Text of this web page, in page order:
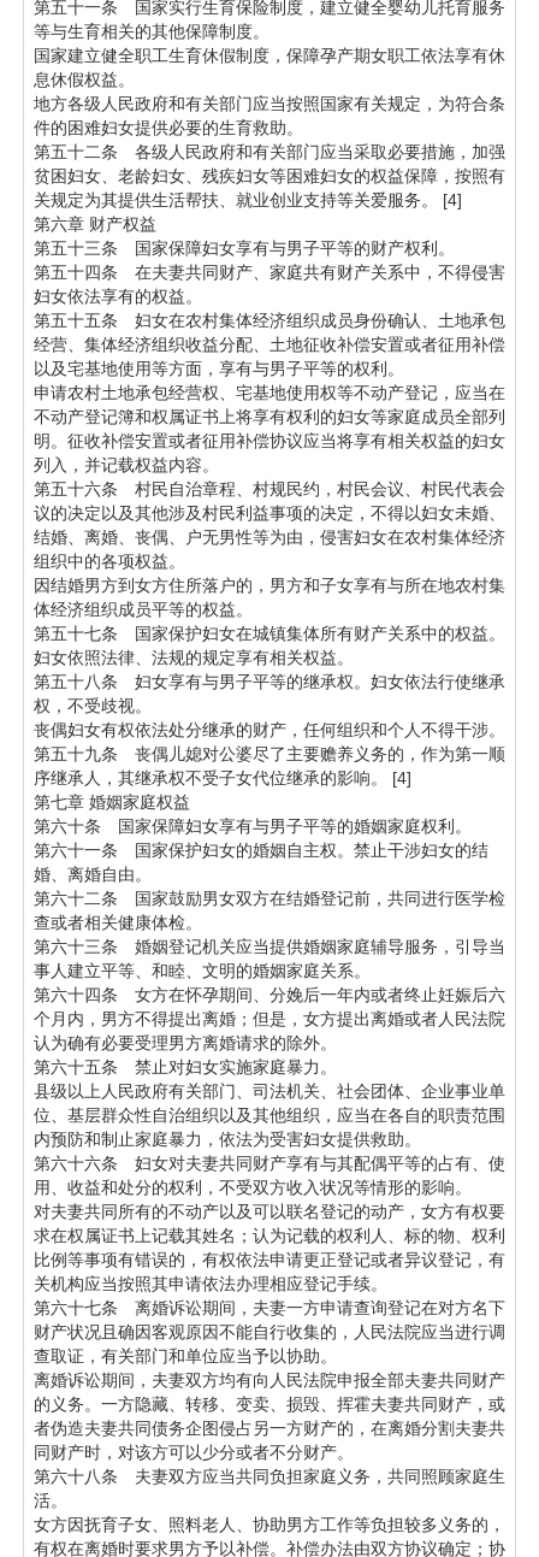
第五十一条 国家实行生育保险制度，建立健全婴幼儿托育服务
等与生育相关的其他保障制度。
国家建立健全职工生育休假制度，保障孕产期女职工依法享有休
息休假权益。
地方各级人民政府和有关部门应当按照国家有关规定，为符合条
件的困难妇女提供必要的生育救助。
第五十二条 各级人民政府和有关部门应当采取必要措施，加强
贫困妇女、老龄妇女、残疾妇女等困难妇女的权益保障，按照有
关规定为其提供生活帮扶、就业创业支持等关爱服务。 [4]
第六章 财产权益
第五十三条 国家保障妇女享有与男子平等的财产权利。
第五十四条 在夫妻共同财产、家庭共有财产关系中，不得侵害
妇女依法享有的权益。
第五十五条 妇女在农村集体经济组织成员身份确认、土地承包
经营、集体经济组织收益分配、土地征收补偿安置或者征用补偿
以及宅基地使用等方面，享有与男子平等的权利。
申请农村土地承包经营权、宅基地使用权等不动产登记，应当在
不动产登记簿和权属证书上将享有权利的妇女等家庭成员全部列
明。征收补偿安置或者征用补偿协议应当将享有相关权益的妇女
列入，并记载权益内容。
第五十六条 村民自治章程、村规民约，村民会议、村民代表会
议的决定以及其他涉及村民利益事项的决定，不得以妇女未婚、
结婚、离婚、丧偶、户无男性等为由，侵害妇女在农村集体经济
组织中的各项权益。
因结婚男方到女方住所落户的，男方和子女享有与所在地农村集
体经济组织成员平等的权益。
第五十七条 国家保护妇女在城镇集体所有财产关系中的权益。
妇女依照法律、法规的规定享有相关权益。
第五十八条 妇女享有与男子平等的继承权。妇女依法行使继承
权，不受歧视。
丧偶妇女有权依法处分继承的财产，任何组织和个人不得干涉。
第五十九条 丧偶儿媳对公婆尽了主要赡养义务的，作为第一顺
序继承人，其继承权不受子女代位继承的影响。 [4]
第七章 婚姻家庭权益
第六十条 国家保障妇女享有与男子平等的婚姻家庭权利。
第六十一条 国家保护妇女的婚姻自主权。禁止干涉妇女的结
婚、离婚自由。
第六十二条 国家鼓励男女双方在结婚登记前，共同进行医学检
查或者相关健康体检。
第六十三条 婚姻登记机关应当提供婚姻家庭辅导服务，引导当
事人建立平等、和睦、文明的婚姻家庭关系。
第六十四条 女方在怀孕期间、分娩后一年内或者终止妊娠后六
个月内，男方不得提出离婚；但是，女方提出离婚或者人民法院
认为确有必要受理男方离婚请求的除外。
第六十五条 禁止对妇女实施家庭暴力。
县级以上人民政府有关部门、司法机关、社会团体、企业事业单
位、基层群众性自治组织以及其他组织，应当在各自的职责范围
内预防和制止家庭暴力，依法为受害妇女提供救助。
第六十六条 妇女对夫妻共同财产享有与其配偶平等的占有、使
用、收益和处分的权利，不受双方收入状况等情形的影响。
对夫妻共同所有的不动产以及可以联名登记的动产，女方有权要
求在权属证书上记载其姓名；认为记载的权利人、标的物、权利
比例等事项有错误的，有权依法申请更正登记或者异议登记，有
关机构应当按照其申请依法办理相应登记手续。
第六十七条 离婚诉讼期间，夫妻一方申请查询登记在对方名下
财产状况且确因客观原因不能自行收集的，人民法院应当进行调
查取证，有关部门和单位应当予以协助。
离婚诉讼期间，夫妻双方均有向人民法院申报全部夫妻共同财产
的义务。一方隐藏、转移、变卖、损毁、挥霍夫妻共同财产，或
者伪造夫妻共同债务企图侵占另一方财产的，在离婚分割夫妻共
同财产时，对该方可以少分或者不分财产。
第六十八条 夫妻双方应当共同负担家庭义务，共同照顾家庭生
活。
女方因抚育子女、照料老人、协助男方工作等负担较多义务的，
有权在离婚时要求男方予以补偿。补偿办法由双方协议确定；协